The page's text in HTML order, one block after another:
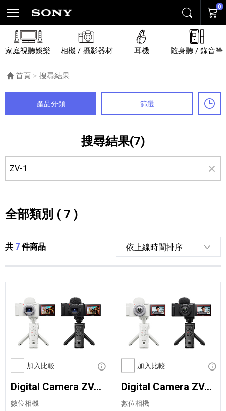
搜尋 購物
0
家庭視聽娛樂 相機 / 攝影器材 耳機 隨身聽 / 錄音筆
首頁 目前頁面：
搜尋結果
產品分類 篩選 最
搜尋結果(7)
全部類別 ( 7 )
共 7 件商品
加入比較 顯示資訊
Digital Camera ZV-1 II 手持握把組合
數位相機
加入比較 顯示
Digital Camera ZV-1F 手持握把組合
數位相機